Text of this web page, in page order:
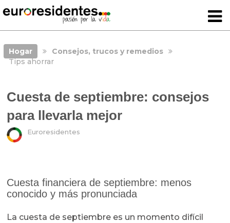
Hogar
Consejos, trucos y remedios
Tips ahorrar
Cuesta de septiembre: consejos
para llevarla mejor
Euroresidentes
Cuesta financiera de septiembre: menos
conocido y más pronunciada
La cuesta de septiembre es un momento difícil